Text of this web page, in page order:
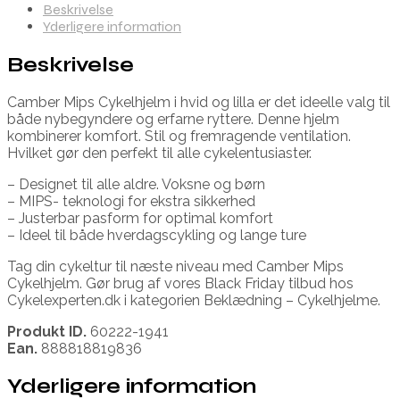
Beskrivelse
Yderligere information
Beskrivelse
Camber Mips Cykelhjelm i hvid og lilla er det ideelle valg til
både nybegyndere og erfarne ryttere. Denne hjelm
kombinerer komfort. Stil og fremragende ventilation.
Hvilket gør den perfekt til alle cykelentusiaster.
– Designet til alle aldre. Voksne og børn
– MIPS- teknologi for ekstra sikkerhed
– Justerbar pasform for optimal komfort
– Ideel til både hverdagscykling og lange ture
Tag din cykeltur til næste niveau med Camber Mips
Cykelhjelm. Gør brug af vores Black Friday tilbud hos
Cykelexperten.dk i kategorien Beklædning – Cykelhjelme.
Produkt ID. 60222-1941
Ean. 888818819836
Yderligere information